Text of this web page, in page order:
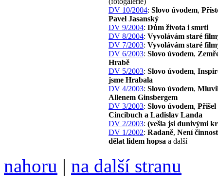
DV 10/2004: Slovo úvodem,
Pavel Jasanský
DV 9/2004: Dům života i smrti
DV 8/2004: Vyvolávám staré
DV 7/2003: Vyvolávám staré
DV 6/2003: Slovo úvodem,
Hrabě
DV 5/2003: Slovo úvodem,
jsme Hrabala
DV 4/2003: Slovo úvodem,
Allenem Ginsbergem
DV 3/2003: Slovo úvodem, Přišel
Cincibuch a Ladislav Landa
DV 2/2003: (vešla jsi dunivými
DV 1/2002: Radaně, Není
dělat lidem hopsa a další
nahoru | na další stranu